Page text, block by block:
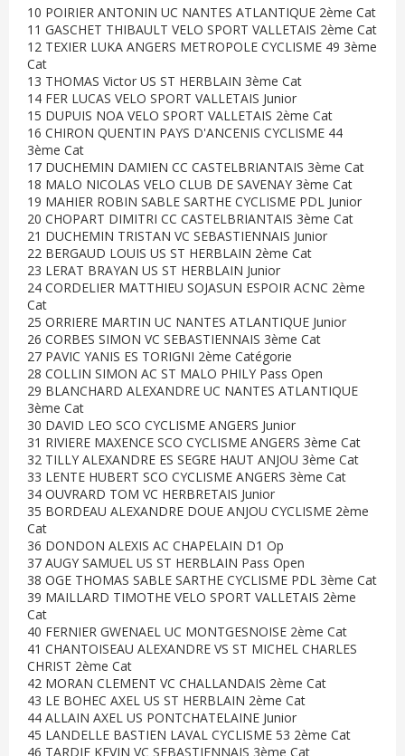
10 POIRIER ANTONIN UC NANTES ATLANTIQUE 2ème Cat
11 GASCHET THIBAULT VELO SPORT VALLETAIS 2ème Cat
12 TEXIER LUKA ANGERS METROPOLE CYCLISME 49 3ème
Cat
13 THOMAS Victor US ST HERBLAIN 3ème Cat
14 FER LUCAS VELO SPORT VALLETAIS Junior
15 DUPUIS NOA VELO SPORT VALLETAIS 2ème Cat
16 CHIRON QUENTIN PAYS D'ANCENIS CYCLISME 44
3ème Cat
17 DUCHEMIN DAMIEN CC CASTELBRIANTAIS 3ème Cat
18 MALO NICOLAS VELO CLUB DE SAVENAY 3ème Cat
19 MAHIER ROBIN SABLE SARTHE CYCLISME PDL Junior
20 CHOPART DIMITRI CC CASTELBRIANTAIS 3ème Cat
21 DUCHEMIN TRISTAN VC SEBASTIENNAIS Junior
22 BERGAUD LOUIS US ST HERBLAIN 2ème Cat
23 LERAT BRAYAN US ST HERBLAIN Junior
24 CORDELIER MATTHIEU SOJASUN ESPOIR ACNC 2ème
Cat
25 ORRIERE MARTIN UC NANTES ATLANTIQUE Junior
26 CORBES SIMON VC SEBASTIENNAIS 3ème Cat
27 PAVIC YANIS ES TORIGNI 2ème Catégorie
28 COLLIN SIMON AC ST MALO PHILY Pass Open
29 BLANCHARD ALEXANDRE UC NANTES ATLANTIQUE
3ème Cat
30 DAVID LEO SCO CYCLISME ANGERS Junior
31 RIVIERE MAXENCE SCO CYCLISME ANGERS 3ème Cat
32 TILLY ALEXANDRE ES SEGRE HAUT ANJOU 3ème Cat
33 LENTE HUBERT SCO CYCLISME ANGERS 3ème Cat
34 OUVRARD TOM VC HERBRETAIS Junior
35 BORDEAU ALEXANDRE DOUE ANJOU CYCLISME 2ème
Cat
36 DONDON ALEXIS AC CHAPELAIN D1 Op
37 AUGY SAMUEL US ST HERBLAIN Pass Open
38 OGE THOMAS SABLE SARTHE CYCLISME PDL 3ème Cat
39 MAILLARD TIMOTHE VELO SPORT VALLETAIS 2ème
Cat
40 FERNIER GWENAEL UC MONTGESNOISE 2ème Cat
41 CHANTOISEAU ALEXANDRE VS ST MICHEL CHARLES
CHRIST 2ème Cat
42 MORAN CLEMENT VC CHALLANDAIS 2ème Cat
43 LE BOHEC AXEL US ST HERBLAIN 2ème Cat
44 ALLAIN AXEL US PONTCHATELAINE Junior
45 LANDELLE BASTIEN LAVAL CYCLISME 53 2ème Cat
46 TARDIF KEVIN VC SEBASTIENNAIS 3ème Cat